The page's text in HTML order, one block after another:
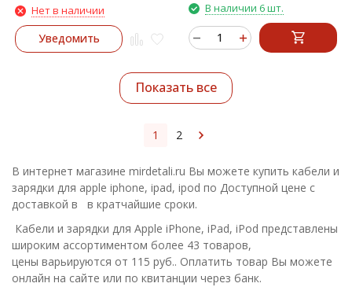
Нет в наличии
Уведомить
В наличии 6 шт.
Показать все
1 2
В интернет магазине mirdetali.ru Вы можете купить кабели и
зарядки для apple iphone, ipad, ipod по Доступной цене с
доставкой в в кратчайшие сроки.
Кабели и зарядки для Apple iPhone, iPad, iPod представлены
широким ассортиментом более 43 товаров,
цены варьируются от 115 руб.. Оплатить товар Вы можете
онлайн на сайте или по квитанции через банк.